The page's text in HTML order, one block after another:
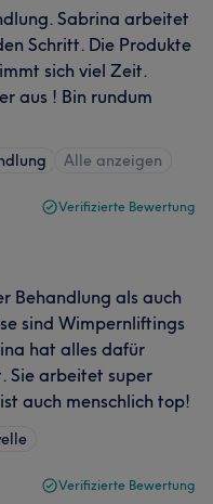
Sabrina arbeitet
Schritt. Die Produkte
sich viel Zeit.
aus ! Bin rundum
Alle anzeigen
Verifizierte Bewertung
Behandlung als auch
sind Wimpernliftings
hat alles dafür
Sie arbeitet super
auch menschlich top!
Verifizierte Bewertung